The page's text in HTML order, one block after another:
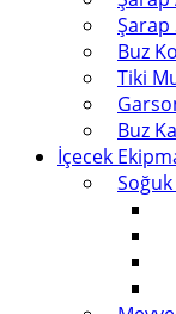
Şarap
Buz
Tiki
Buz
İçecek